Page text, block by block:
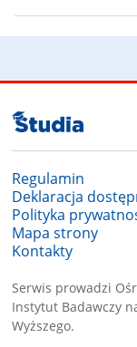
Regulamin
Deklaracja
Mapa strony
Kontakty
Serwis prowadzi
Instytut Badawczy
Wyższego.